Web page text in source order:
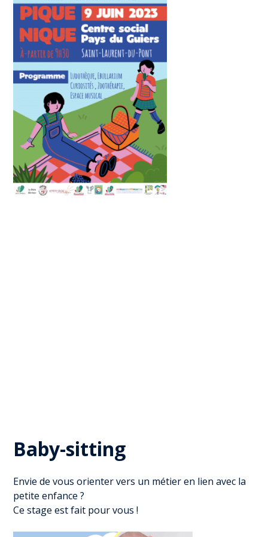
Baby-sitting
Envie de vous orienter vers un métier en lien avec la
petite enfance ?
Ce stage est fait pour vous !